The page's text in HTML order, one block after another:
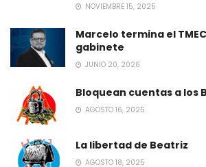
NOVIEMBRE 15, 2025
Marcelo termina el
gabinete
JUNIO 20, 2026
Bloquean cuentas a los
AGOSTO 16, 2025
La libertad de Beatriz
AGOSTO 18, 2025